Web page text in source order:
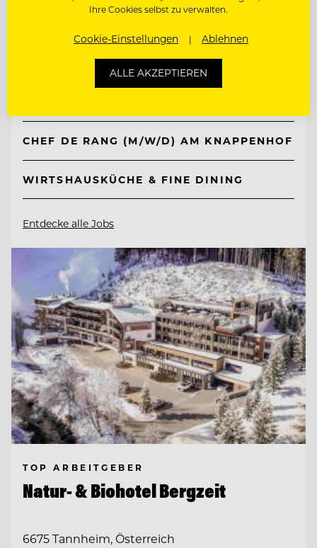
Knappenhof
CHEF DE RANG (M/W/D) AM KNAPPENHOF
WIRTSHAUSKÜCHE & FINE DINING
Entdecke alle Jobs
TOP ARBEITGEBER
Natur- & Biohotel Bergzeit
6675 Tannheim, Österreich
Ihre Cookies selbst zu verwalten.
Cookie-Einstellungen Ablehnen
ALLE AKZEPTIEREN